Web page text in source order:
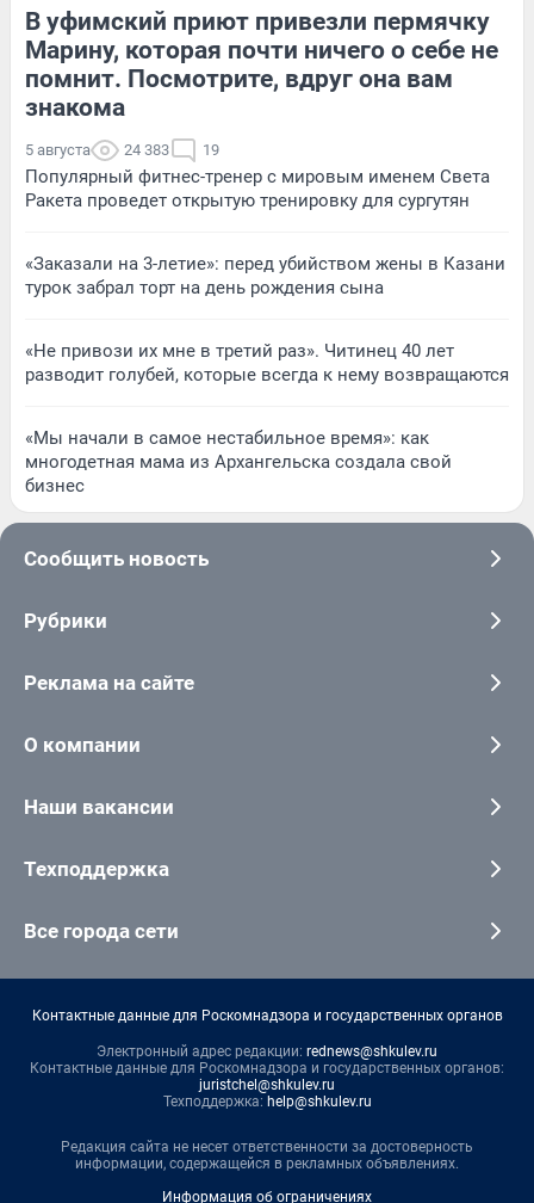
В уфимский приют привезли пермячку
Марину, которая почти ничего о себе не
помнит. Посмотрите, вдруг она вам
знакома
5 августа 24 383 19
Популярный фитнес-тренер с мировым именем Света
Ракета проведет открытую тренировку для сургутян
«Заказали на 3-летие»: перед убийством жены в Казани
турок забрал торт на день рождения сына
«Не привози их мне в третий раз». Читинец 40 лет
разводит голубей, которые всегда к нему возвращаются
«Мы начали в самое нестабильное время»: как
многодетная мама из Архангельска создала свой
бизнес
Сообщить новость
Рубрики
Реклама на сайте
О компании
Наши вакансии
Техподдержка
Все города сети
Контактные данные для Роскомнадзора и государственных органов
Электронный адрес редакции: rednews@shkulev.ru
Контактные данные для Роскомнадзора и государственных органов:
juristchel@shkulev.ru
Техподдержка: help@shkulev.ru
Редакция сайта не несет ответственности за достоверность
информации, содержащейся в рекламных объявлениях.
Информация об ограничениях